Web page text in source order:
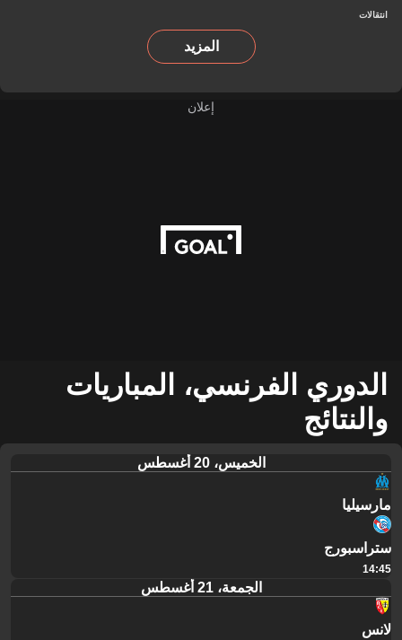
انتقالات
المزيد
إعلان
الدوري الفرنسي، المباريات
والنتائج
الخميس، 20 أغسطس
مارسيليا
ستراسبورج
14:45
الجمعة، 21 أغسطس
لانس